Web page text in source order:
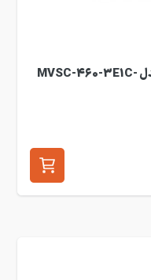
شیر برقی مایندمن (MINDMAN) مدل MVSC-460-3E1C-